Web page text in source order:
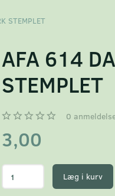
STEMPLET
AFA 614
STEMPLET
0
3,00
Læg i kurv